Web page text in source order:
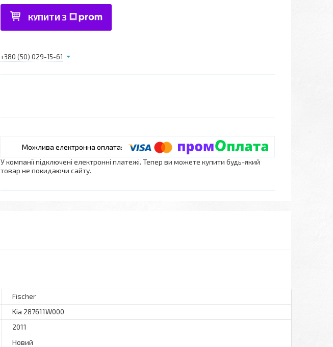
КУПИТИ З
+380 (50) 029-15-61
У компанії підключені електронні платежі. Тепер ви можете купити будь-який
товар не покидаючи сайту.
Fischer
Kia 287611W000
2011
Новий